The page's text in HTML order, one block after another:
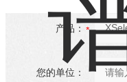
产品：
您的单位：